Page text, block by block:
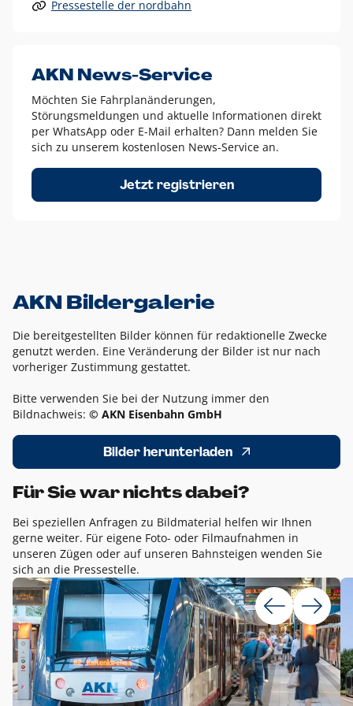
Alle anderen Logo-Varianten dürfen nur in Ausnahmefällen
Diese Ausnahmen sind zum Beispiel:
dem AKN Blau,
weißes Logo auf Fotohintergründen,
schwarzes Logo für reine Schwarz-Weiß-Umsetzungen
Um das Logo herum muss ein Schutzraum von jeweils einer
Höhe bzw. Breite des N aus AKN in alle Richtungen
Pressestelle der nordbahn
AKN News-Service
Möchten Sie Fahrplanänderungen,
Störungsmeldungen und aktuelle Informationen direkt
per WhatsApp oder E-Mail erhalten? Dann melden Sie
sich zu unserem kostenlosen News-Service an.
Jetzt registrieren
AKN Bildergalerie
Die bereitgestellten Bilder können für redaktionelle Zwecke
genutzt werden. Eine Veränderung der Bilder ist nur nach
vorheriger Zustimmung gestattet.
Bitte verwenden Sie bei der Nutzung immer den
Bildnachweis: © AKN Eisenbahn GmbH
Bilder herunterladen
Für Sie war nichts dabei?
Bei speziellen Anfragen zu Bildmaterial helfen wir Ihnen
gerne weiter. Für eigene Foto- oder Filmaufnahmen in
unseren Zügen oder auf unseren Bahnsteigen wenden Sie
sich an die Pressestelle.